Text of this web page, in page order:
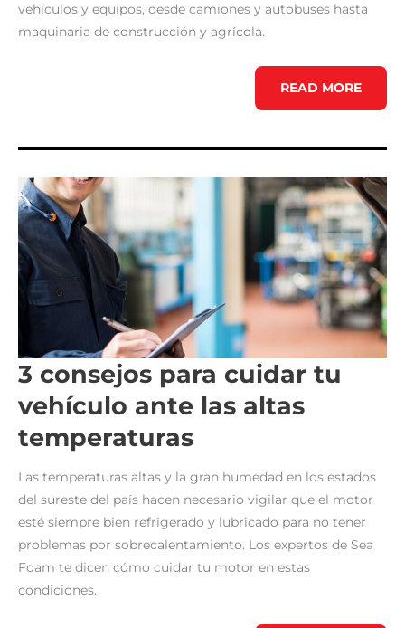
vehículos y equipos, desde camiones y autobuses hasta
maquinaria de construcción y agrícola.
UNA
PARA
BÁSICO
DIÉSEL
READ MORE
3 consejos para cuidar tu
vehículo ante las altas
temperaturas
Las temperaturas altas y la gran humedad en los estados
del sureste del país hacen necesario vigilar que el motor
esté siempre bien refrigerado y lubricado para no tener
problemas por sobrecalentamiento. Los expertos de Sea
Foam te dicen cómo cuidar tu motor en estas
condiciones.